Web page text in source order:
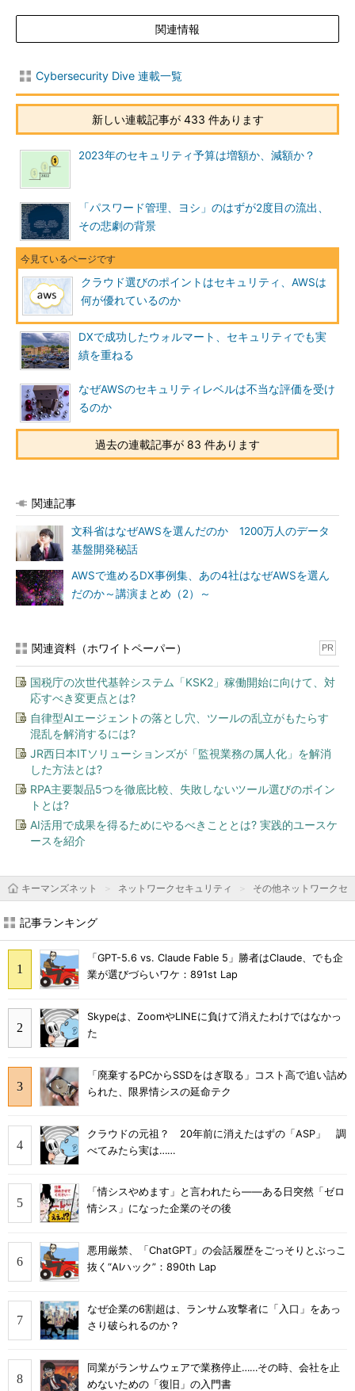
関連情報
Cybersecurity Dive 連載一覧
新しい連載記事が 433 件あります
2023年のセキュリティ予算は増額か、減額か？
「パスワード管理、ヨシ」のはずが2度目の流出、
その悲劇の背景
クラウド選びのポイントはセキュリティ、AWSは
何が優れているのか
DXで成功したウォルマート、セキュリティでも実
績を重ねる
なぜAWSのセキュリティレベルは不当な評価を受け
るのか
過去の連載記事が 83 件あります
関連記事
文科省はなぜAWSを選んだのか 1200万人のデータ
基盤開発秘話
AWSで進めるDX事例集、あの4社はなぜAWSを選ん
だのか～講演まとめ（2）～
関連資料（ホワイトペーパー） PR
国税庁の次世代基幹システム「KSK2」稼働開始に向けて、対
応すべき変更点とは?
自律型AIエージェントの落とし穴、ツールの乱立がもたらす
混乱を解消するには?
JR西日本ITソリューションズが「監視業務の属人化」を解消
した方法とは?
RPA主要製品5つを徹底比較、失敗しないツール選びのポイン
トとは?
AI活用で成果を得るためにやるべきこととは? 実践的ユースケ
ースを紹介
キーマンズネット ネットワークセキュリティ その他ネットワークセ
記事ランキング
「GPT-5.6 vs. Claude Fable 5」勝者はClaude、でも企
業が選びづらいワケ：891st Lap
Skypeは、ZoomやLINEに負けて消えたわけではなかっ
た
「廃棄するPCからSSDをはぎ取る」コスト高で追い詰め
られた、限界情シスの延命テク
クラウドの元祖？ 20年前に消えたはずの「ASP」 調
べてみたら実は……
「情シスやめます」と言われたら――ある日突然「ゼロ
情シス」になった企業のその後
悪用厳禁、「ChatGPT」の会話履歴をごっそりとぶっこ
抜く“AIハック”：890th Lap
なぜ企業の6割超は、ランサム攻撃者に「入口」をあっ
さり破られるのか？
同業がランサムウェアで業務停止……その時、会社を止
めないための「復旧」の入門書